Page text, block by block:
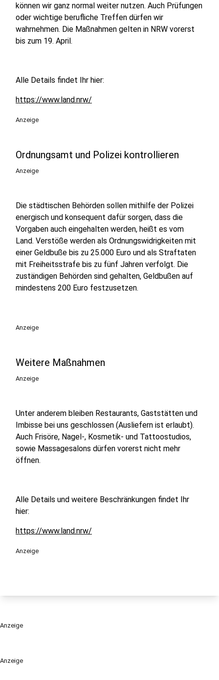
Anzeige
können wir ganz normal weiter nutzen. Auch Prüfungen
oder wichtige berufliche Treffen dürfen wir
wahrnehmen. Die Maßnahmen gelten in NRW vorerst
bis zum 19. April.
Alle Details findet Ihr hier:
https://www.land.nrw/
Anzeige
Ordnungsamt und Polizei kontrollieren
Anzeige
Die städtischen Behörden sollen mithilfe der Polizei
energisch und konsequent dafür sorgen, dass die
Vorgaben auch eingehalten werden, heißt es vom
Land. Verstöße werden als Ordnungswidrigkeiten mit
einer Geldbuße bis zu 25.000 Euro und als Straftaten
mit Freiheitsstrafe bis zu fünf Jahren verfolgt. Die
zuständigen Behörden sind gehalten, Geldbußen auf
mindestens 200 Euro festzusetzen.
Anzeige
Weitere Maßnahmen
Anzeige
Unter anderem bleiben Restaurants, Gaststätten und
Imbisse bei uns geschlossen (Ausliefern ist erlaubt).
Auch Frisöre, Nagel-, Kosmetik- und Tattoostudios,
sowie Massagesalons dürfen vorerst nicht mehr
öffnen.
Alle Details und weitere Beschränkungen findet Ihr
hier:
https://www.land.nrw/
Anzeige
Anzeige